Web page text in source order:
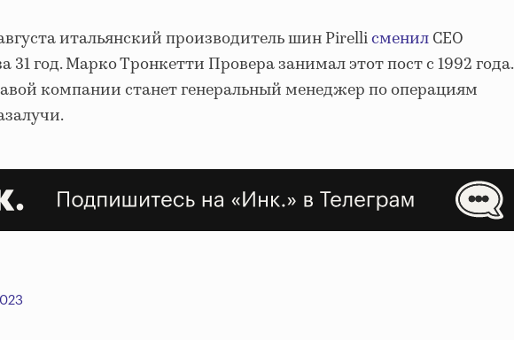
итальянский производитель шин PirelliсменилCEO
31 год. Марко Тронкетти Провера занимал этот пост с 1992 года.
компании станет генеральный менеджер по операциям